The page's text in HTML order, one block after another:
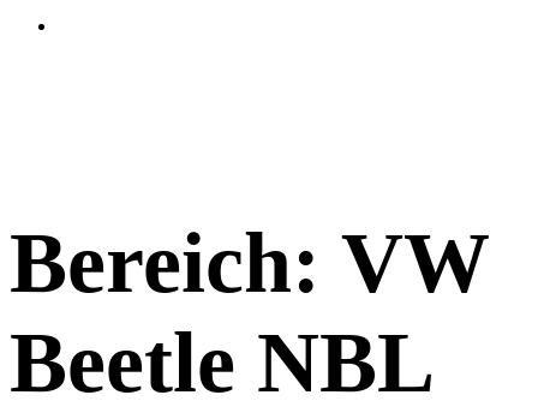
Bereich: VW
Beetle NBL